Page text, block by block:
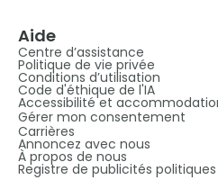
Aide
Centre d’assistance
Politique de vie privée
Conditions d’utilisation
Code d'éthique de l'IA
Accessibilité et
Gérer mon consentement
Carrières
Annoncez avec nous
À propos de nous
Registre de publicités politiques